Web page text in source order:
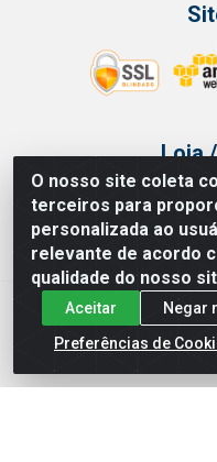
O nosso site coleta
terceiros para
personalizada ao
relevante de acordo
qualidade do nosso
Aceitar
Negar
Preferências de
Loja
Tel.:
Av Vautier,
Issam Importação e
Paulo/ SP - CEP